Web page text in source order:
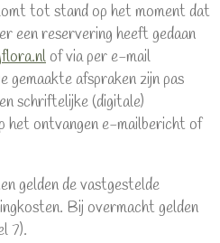
tot stand op het moment dat
een reservering heeft gedaan
of via per e-mail
gemaakte afspraken zijn pas
schriftelijke (digitale)
het ontvangen e-mailbericht of
de vastgestelde
Bij overmacht gelden
7).